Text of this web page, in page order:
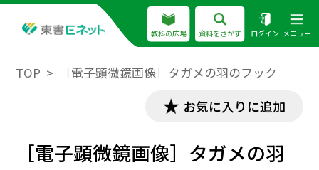
教科の広場 資料をさがす ログイン メニュー
TOP ［電子顕微鏡画像］タガメの羽のフック
お気に入りに追加
［電子顕微鏡画像］タガメの羽